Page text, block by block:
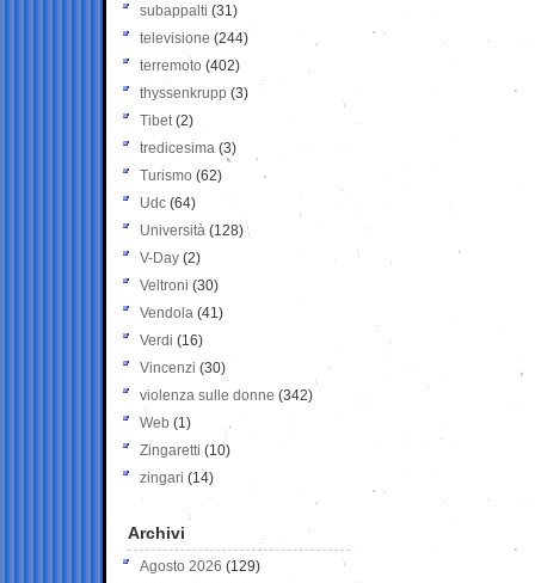
subappalti (31)
televisione(244)
terremoto (402)
thyssenkrupp (3)
Tibet(2)
tredicesima (3)
Turismo (62)
Udc (64)
Università (128)
V-Day (2)
Veltroni (30)
Vendola (41)
Verdi (16)
Vincenzi (30)
violenza sulle donne (342)
Web (1)
Zingaretti (10)
zingari (14)
Archivi
Agosto 2026 (129)